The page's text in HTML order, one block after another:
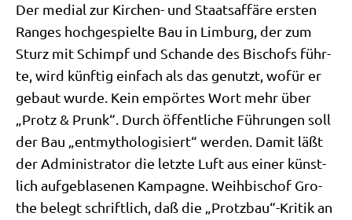
Der medi­al zur Kir­chen- und Staats­af­fä­re ersten
Ran­ges hoch­ge­spiel­te Bau in Lim­burg, der zum
Sturz mit Schimpf und Schan­de des Bischofs führ­
te, wird künf­tig ein­fach als das genutzt, wofür er
gebaut wur­de. Kein empör­tes Wort mehr über
„Protz & Prunk“. Durch öffent­li­che Füh­run­gen soll
der Bau „ent­my­tho­lo­gi­siert“ wer­den. Damit läßt
der Admi­ni­stra­tor die letz­te Luft aus einer künst­
lich auf­ge­bla­se­nen Kam­pa­gne. Weih­bi­schof Gro­
the belegt schrift­lich, daß die „Protzbau“-Kritik an